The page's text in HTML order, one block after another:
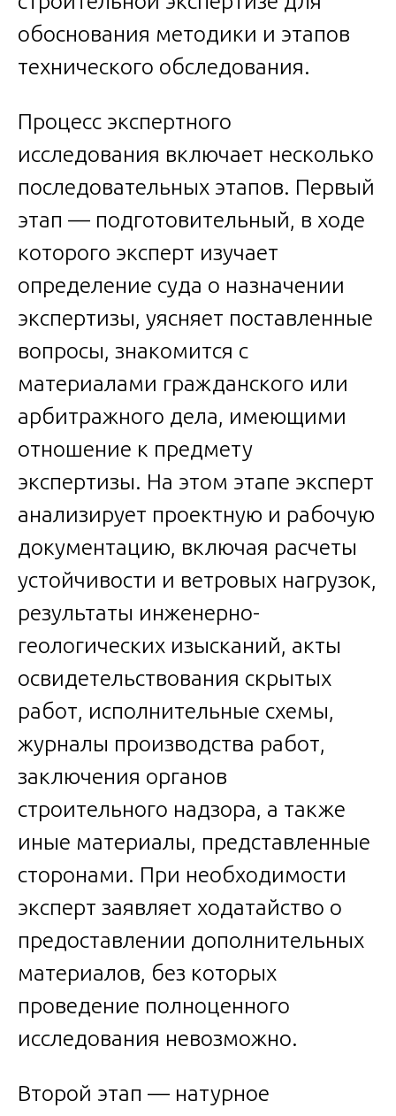
обоснования методики и этапов
технического обследования.
Процесс экспертного
исследования включает несколько
последовательных этапов. Первый
этап — подготовительный, в ходе
которого эксперт изучает
определение суда о назначении
экспертизы, уясняет поставленные
вопросы, знакомится с
материалами гражданского или
арбитражного дела, имеющими
отношение к предмету
экспертизы. На этом этапе эксперт
анализирует проектную и рабочую
документацию, включая расчеты
устойчивости и ветровых нагрузок,
результаты инженерно-
геологических изысканий, акты
освидетельствования скрытых
работ, исполнительные схемы,
журналы производства работ,
заключения органов
строительного надзора, а также
иные материалы, представленные
сторонами. При необходимости
эксперт заявляет ходатайство о
предоставлении дополнительных
материалов, без которых
проведение полноценного
исследования невозможно.
Второй этап — натурное